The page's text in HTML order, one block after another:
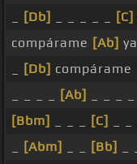
[Db] [C]
compárame [Ab]
[Db] compárame
[Ab]
[Bbm]
[C]
[Abm] [Bb]